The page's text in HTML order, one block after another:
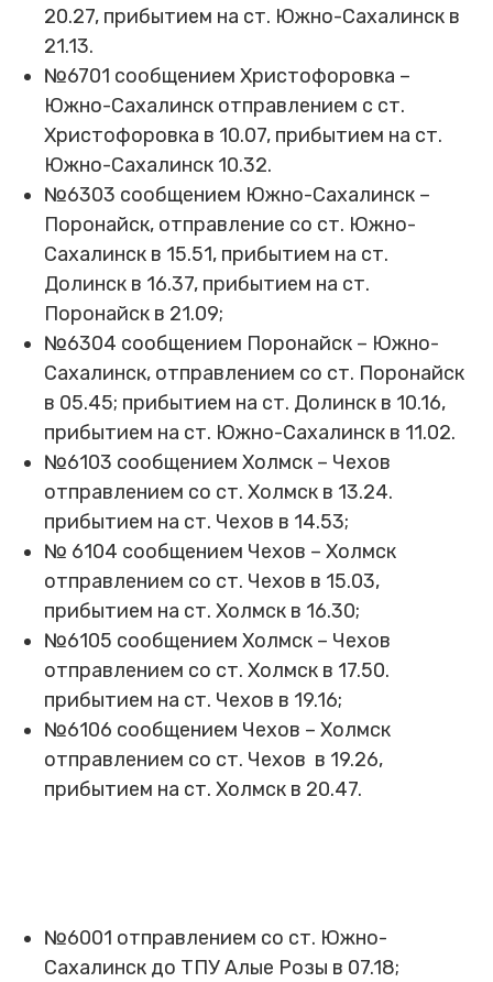
20.27, прибытием на ст. Южно-Сахалинск в
21.13.
№6701 сообщением Христофоровка –
Южно-Сахалинск отправлением с ст.
Христофоровка в 10.07, прибытием на ст.
Южно-Сахалинск 10.32.
№6303 сообщением Южно-Сахалинск –
Поронайск, отправление со ст. Южно-
Сахалинск в 15.51, прибытием на ст.
Долинск в 16.37, прибытием на ст.
Поронайск в 21.09;
№6304 сообщением Поронайск – Южно-
Сахалинск, отправлением со ст. Поронайск
в 05.45; прибытием на ст. Долинск в 10.16,
прибытием на ст. Южно-Сахалинск в 11.02.
№6103 сообщением Холмск – Чехов
отправлением со ст. Холмск в 13.24.
прибытием на ст. Чехов в 14.53;
№ 6104 сообщением Чехов – Холмск
отправлением со ст. Чехов в 15.03,
прибытием на ст. Холмск в 16.30;
№6105 сообщением Холмск – Чехов
отправлением со ст. Холмск в 17.50.
прибытием на ст. Чехов в 19.16;
№6106 сообщением Чехов – Холмск
отправлением со ст. Чехов в 19.26,
прибытием на ст. Холмск в 20.47.
№6001 отправлением со ст. Южно-
Сахалинск до ТПУ Алые Розы в 07.18;